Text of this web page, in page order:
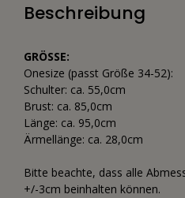
Beschreibung
GRÖSSE:
Onesize (passt Größe 34-52):
Schulter: ca. 55,0cm
Brust: ca. 85,0cm
Länge: ca. 95,0cm
Ärmellänge: ca. 28,0cm
Bitte beachte, dass alle
+/-3cm beinhalten können.